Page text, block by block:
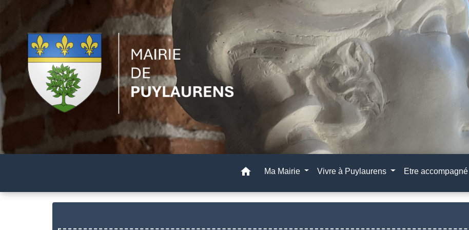
home Ma Mairie Vivre à Puylaurens Etre accompagné